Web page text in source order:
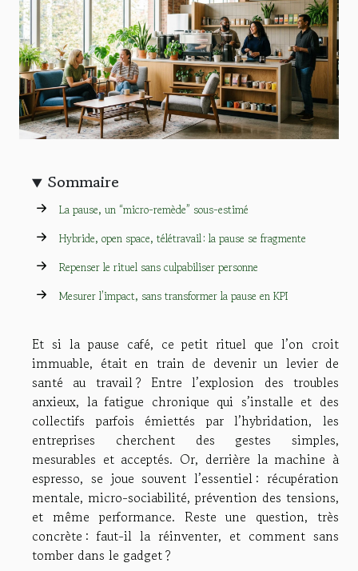
Sommaire
La pause, un “micro-remède” sous-estimé
Hybride, open space, télétravail : la pause se fragmente
Repenser le rituel sans culpabiliser personne
Mesurer l’impact, sans transformer la pause en KPI
Et si la pause café, ce petit rituel que l’on croit
immuable, était en train de devenir un levier de
santé au travail ? Entre l’explosion des troubles
anxieux, la fatigue chronique qui s’installe et des
collectifs parfois émiettés par l’hybridation, les
entreprises cherchent des gestes simples,
mesurables et acceptés. Or, derrière la machine à
espresso, se joue souvent l’essentiel : récupération
mentale, micro-sociabilité, prévention des tensions,
et même performance. Reste une question, très
concrète : faut-il la réinventer, et comment sans
tomber dans le gadget ?